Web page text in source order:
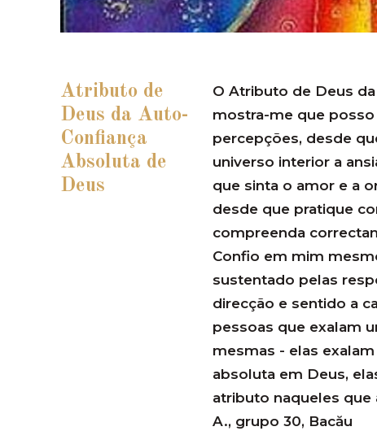
Atributo de
Deus da Auto-
Confiança
Absoluta de
Deus
O Atributo de Deus
mostra-me que
percepções, desde
universo interior a
que sinta o amor e a
desde que pratique
compreenda
Confio em mim
sustentado pelas
direcção e sentido a
pessoas que exalam
mesmas - elas
absoluta em Deus,
atributo naqueles que
A., grupo 30, Bacău